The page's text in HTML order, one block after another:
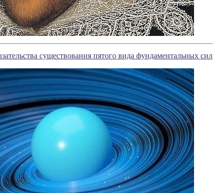
существования пятого вида фундаментальных сил